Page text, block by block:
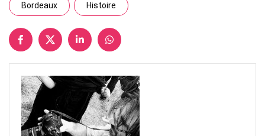
Bordeaux Histoire